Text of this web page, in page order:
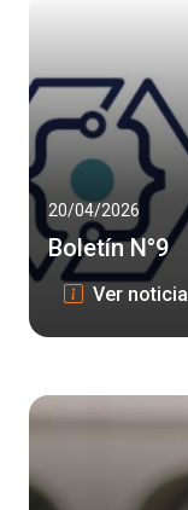
20/04/2026
Boletín N°9
Ver noticia